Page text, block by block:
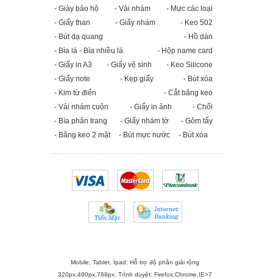
- Giày bảo hộ
- Vải nhám
- Mực các loại
- Giấy than
- Giấy nhám
- Keo 502
- Bút dạ quang
- Hồ dán
- Bìa lá - Bìa nhiều lá
- Hộp name card
- Giấy in A3
- Giấy vệ sinh
- Keo Silicone
- Giấy note
- Kẹp giấy
- Bút xóa
- Kim từ điển
- Cắt băng keo
- Vải nhám cuộn
- Giấy in ảnh
- Chổi
- Bìa phân trang
- Giấy nhám tờ
- Gôm tẩy
- Băng keo 2 mặt
- Bút mực nước - Bút xóa
Mobile, Tablet, Ipad: Hỗ trợ độ phân giải rộng
320px,480px,768px. Trình duyệt: Firefox,Chrome,IE>7